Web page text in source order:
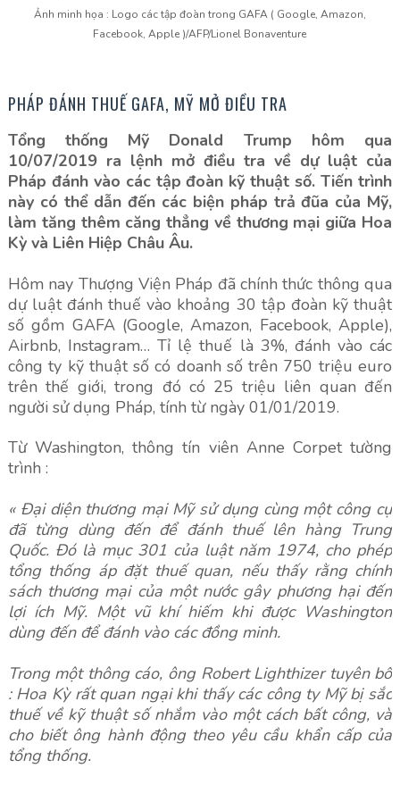
Ảnh minh họa : Logo các tập đoàn trong GAFA ( Google, Amazon,
Facebook, Apple )/AFP/Lionel Bonaventure
PHÁP ĐÁNH THUẾ GAFA, MỸ MỞ ĐIỀU TRA
Tổng thống Mỹ Donald Trump hôm qua
10/07/2019 ra lệnh mở điều tra về dự luật của
Pháp đánh vào các tập đoàn kỹ thuật số. Tiến trình
này có thể dẫn đến các biện pháp trả đũa của Mỹ,
làm tăng thêm căng thẳng về thương mại giữa Hoa
Kỳ và Liên Hiệp Châu Âu.
Hôm nay Thượng Viện Pháp đã chính thức thông qua
dự luật đánh thuế vào khoảng 30 tập đoàn kỹ thuật
số gồm GAFA (Google, Amazon, Facebook, Apple),
Airbnb, Instagram… Tỉ lệ thuế là 3%, đánh vào các
công ty kỹ thuật số có doanh số trên 750 triệu euro
trên thế giới, trong đó có 25 triệu liên quan đến
người sử dụng Pháp, tính từ ngày 01/01/2019.
Từ Washington, thông tín viên Anne Corpet tường
trình :
« Đại diện thương mại Mỹ sử dụng cùng một công cụ
đã từng dùng đến để đánh thuế lên hàng Trung
Quốc. Đó là mục 301 của luật năm 1974, cho phép
tổng thống áp đặt thuế quan, nếu thấy rằng chính
sách thương mại của một nước gây phương hại đến
lợi ích Mỹ. Một vũ khí hiếm khi được Washington
dùng đến để đánh vào các đồng minh.
Trong một thông cáo, ông Robert Lighthizer tuyên bố
: Hoa Kỳ rất quan ngại khi thấy các công ty Mỹ bị sắc
thuế về kỹ thuật số nhắm vào một cách bất công, và
cho biết ông hành động theo yêu cầu khẩn cấp của
tổng thống.